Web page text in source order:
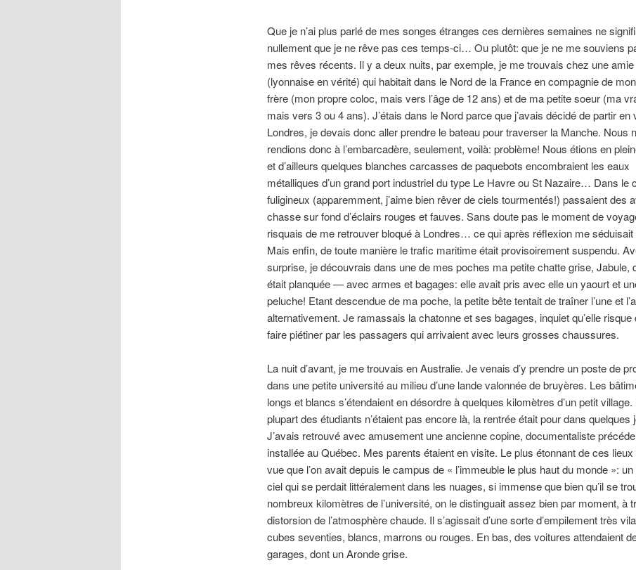
Que je n’ai plus parlé de mes songes étranges ces dernières semaines ne
nullement que je ne rêve pas ces temps-ci… Ou plutôt: que je ne me souviens
mes rêves récents. Il y a deux nuits, par exemple, je me trouvais chez une amie
(lyonnaise en vérité) qui habitait dans le Nord de la France en compagnie de
frère (mon propre coloc, mais vers l’âge de 12 ans) et de ma petite soeur (ma
mais vers 3 ou 4 ans). J’étais dans le Nord parce que j’avais décidé de partir en
Londres, je devais donc aller prendre le bateau pour traverser la Manche. Nous
rendions donc à l’embarcadère, seulement, voilà: problème! Nous étions en
et d’ailleurs quelques blanches carcasses de paquebots encombraient les eaux
métalliques d’un grand port industriel du type Le Havre ou St Nazaire… Dans le
fuligineux (apparemment, j’aime bien rêver de ciels tourmentés!) passaient des
chasse sur fond d’éclairs rouges et fauves. Sans doute pas le moment de
risquais de me retrouver bloqué à Londres… ce qui après réflexion me séduisait
Mais enfin, de toute manière le trafic maritime était provisoirement suspendu.
surprise, je découvrais dans une de mes poches ma petite chatte grise, Jabule,
était planquée — avec armes et bagages: elle avait pris avec elle un yaourt et
peluche! Etant descendue de ma poche, la petite bête tentait de traîner l’une et
alternativement. Je ramassais la chatonne et ses bagages, inquiet qu’elle risque
faire piétiner par les passagers qui arrivaient avec leurs grosses chaussures.
La nuit d’avant, je me trouvais en Australie. Je venais d’y prendre un poste de
dans une petite université au milieu d’une lande valonnée de bruyères. Les
longs et blancs s’étendaient en désordre à quelques kilomètres d’un petit village.
plupart des étudiants n’étaient pas encore là, la rentrée était pour dans quelques
J’avais retrouvé avec amusement une ancienne copine, documentaliste
installée au Québec. Mes parents étaient en visite. Le plus étonnant de ces lieux
vue que l’on avait depuis le campus de « l’immeuble le plus haut du monde »:
ciel qui se perdait littéralement dans les nuages, si immense que bien qu’il se
nombreux kilomètres de l’université, on le distinguait assez bien par moment, à
distorsion de l’atmosphère chaude. Il s’agissait d’une sorte d’empilement très
cubes seventies, blancs, marrons ou rouges. En bas, des voitures attendaient
garages, dont un Aronde grise.